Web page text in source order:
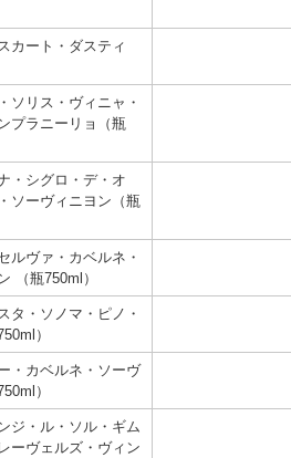
カート・ダスティ
ソリス・ヴィニャ・
プラニーリョ（瓶
・シグロ・デ・オ
ソーヴィニヨン（瓶
ルヴァ・カベルネ・
（瓶750ml）
タ・ソノマ・ピノ・
）
・カベルネ・ソーヴ
）
ジ・ル・ソル・ギム
ーヴェルズ・ヴィン